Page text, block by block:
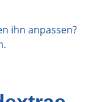
ihn anpassen?